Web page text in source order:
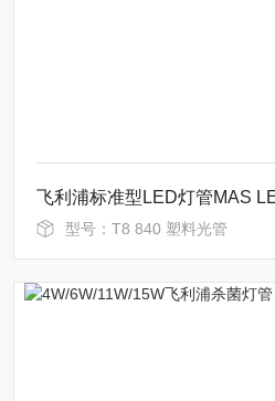
飞利浦标准型LED灯管MAS
型号：T8 840 塑料光管